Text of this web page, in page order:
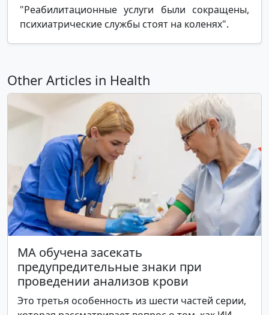
"Реабилитационные услуги были сокращены,
психиатрические службы стоят на коленях".
Other Articles in Health
МА обучена засекать
предупредительные знаки при
проведении анализов крови
Это третья особенность из шести частей серии,